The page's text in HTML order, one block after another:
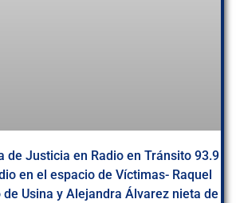
de Justicia en Radio en Tránsito 93.9
en el espacio de Víctimas- Raquel
Usina y Alejandra Álvarez nieta de